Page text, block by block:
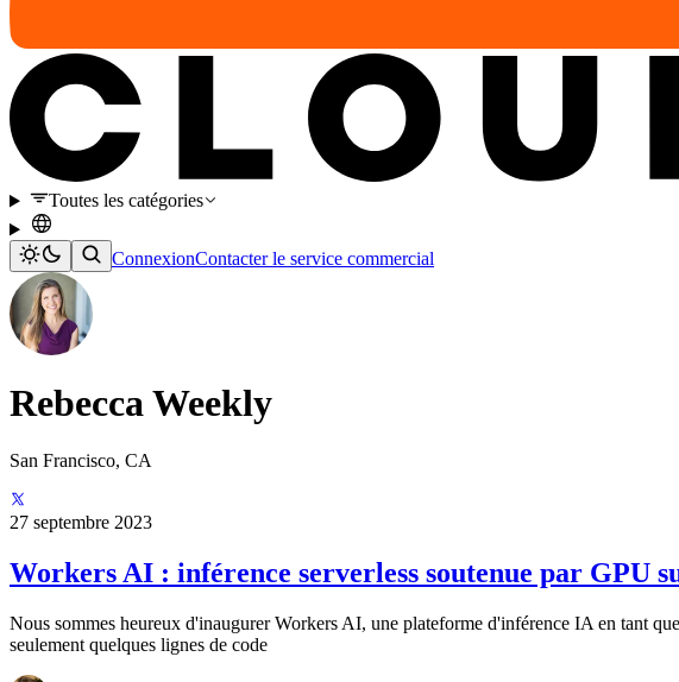
Toutes les catégories
ConnexionContacter le service commercial
Rebecca Weekly
San Francisco, CA
27 septembre 2023
Workers AI : inférence serverless soutenue par GPU
Nous sommes heureux d'inaugurer Workers AI, une plateforme d'inférence IA en tant
seulement quelques lignes de code